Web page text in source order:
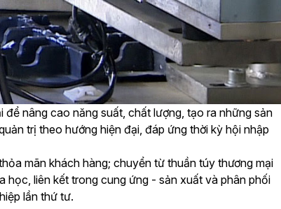
nâng cao năng suất, chất lượng, tạo ra những sản
trị theo hướng hiện đại, đáp ứng thời kỳ hội nhập
mãn khách hàng; chuyển từ thuần túy thương mại
học, liên kết trong cung ứng - sản xuất và phân phối
lần thứ tư.